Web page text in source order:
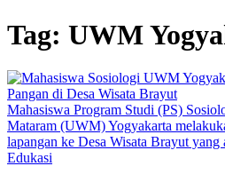
Tag: UWM
Mahasiswa Program Studi (PS)
Mataram (UWM) Yogyakarta
lapangan ke Desa Wisata Brayut yang
Edukasi